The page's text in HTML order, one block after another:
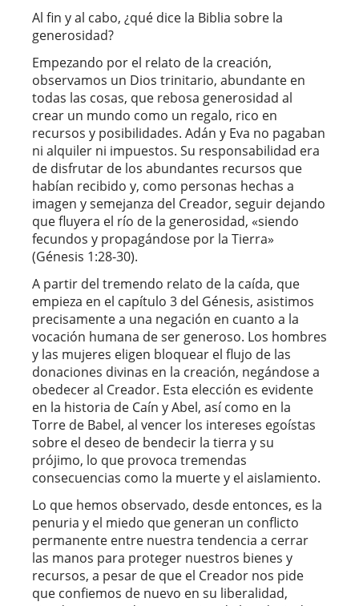
Al fin y al cabo, ¿qué dice la Biblia sobre la
generosidad?
Empezando por el relato de la creación,
observamos un Dios trinitario, abundante en
todas las cosas, que rebosa generosidad al
crear un mundo como un regalo, rico en
recursos y posibilidades. Adán y Eva no pagaban
ni alquiler ni impuestos. Su responsabilidad era
de disfrutar de los abundantes recursos que
habían recibido y, como personas hechas a
imagen y semejanza del Creador, seguir dejando
que fluyera el río de la generosidad, «siendo
fecundos y propagándose por la Tierra»
(Génesis 1:28-30).
A partir del tremendo relato de la caída, que
empieza en el capítulo 3 del Génesis, asistimos
precisamente a una negación en cuanto a la
vocación humana de ser generoso. Los hombres
y las mujeres eligen bloquear el flujo de las
donaciones divinas en la creación, negándose a
obedecer al Creador. Esta elección es evidente
en la historia de Caín y Abel, así como en la
Torre de Babel, al vencer los intereses egoístas
sobre el deseo de bendecir la tierra y su
prójimo, lo que provoca tremendas
consecuencias como la muerte y el aislamiento.
Lo que hemos observado, desde entonces, es la
penuria y el miedo que generan un conflicto
permanente entre nuestra tendencia a cerrar
las manos para proteger nuestros bienes y
recursos, a pesar de que el Creador nos pide
que confiemos de nuevo en su liberalidad,